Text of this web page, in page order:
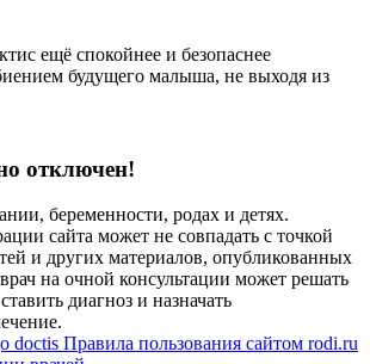
ещё спокойнее и безопаснее
будущего малыша, не выходя из
отключен!
беременности, родах и детях.
сайта может не совпадать с точкой
и других материалов, опубликованных
на очной консультации может решать
диагноз и назначать
Правила пользования сайтом rodi.ru